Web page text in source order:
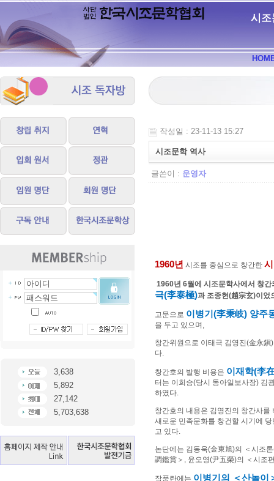
시조
3,638
5,892
27,142
5,703,638
작성일 : 23-11-13 15:27
시조문학 역사
글쓴이 : 운영자
1960년 시조를 중심으로 창간한
1960년 6월에 시조문학사에서 창간
극(李泰極)과 조종현(趙宗玄)이었
고문으로 이병기 (李秉岐) 양주
을 두고 있으며 ,
창간위원으로 이태극 김영진(金永鎭
다.
창간호의 발행 비용은 이재학(李
터는 이희승(당시 동아일보사장) 김
하였다.
창간호의 내용은 김영진의 창간사를
새로운 민족문화를 창건할 시기에
고 있다.
논단에는 김동욱(金東旭)의 ＜ 시조론
調鑑賞 ＞ , 윤오영(尹五榮)의 ＜ 시조
작품란에는 이병기의 ＜산놀이